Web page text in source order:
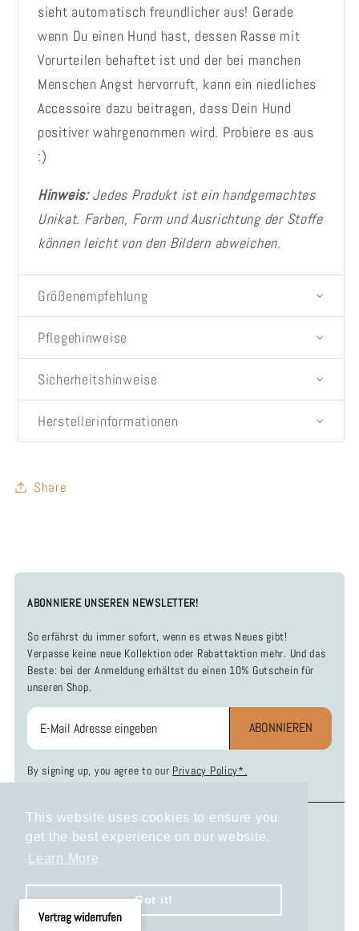
This website uses cookies to ensure you
get the best experience on our website.
Learn More
Got it!
sieht automatisch freundlicher aus! Gerade
wenn Du einen Hund hast, dessen Rasse mit
Vorurteilen behaftet ist und der bei manchen
Menschen Angst hervorruft, kann ein niedliches
Accessoire dazu beitragen, dass Dein Hund
positiver wahrgenommen wird. Probiere es aus
:)
Hinweis:Jedes Produkt ist ein handgemachtes
Unikat. Farben, Form und Ausrichtung der Stoffe
können leicht von den Bildern abweichen.
Größenempfehlung
Pflegehinweise
Sicherheitshinweise
Herstellerinformationen
Share
ABONNIERE UNSEREN NEWSLETTER!
So erfährst du immer sofort, wenn es etwas Neues gibt!
Verpasse keine neue Kollektion oder Rabattaktion mehr. Und das
Beste: bei der Anmeldung erhältst du einen 10% Gutschein für
unseren Shop.
ABONNIEREN
By signing up, you agree to our Privacy Policy*.
INFOS
Zahlung und Versand
Datenschutzerklärung
Impressum
SOCIAL MEDIA
Vertrag widerrufen